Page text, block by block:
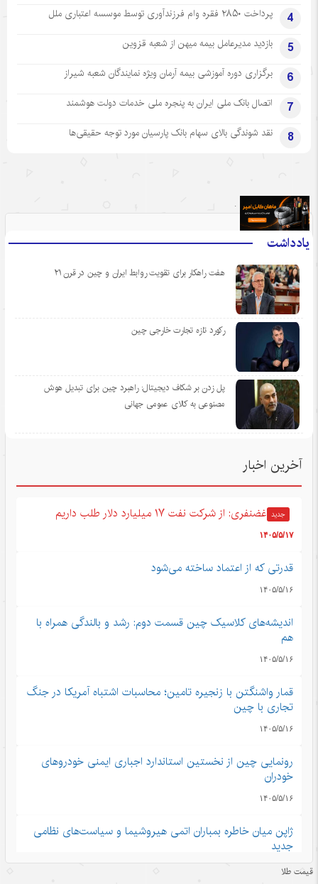
4 پرداخت ۲۸۵۰ فقره وام فرزندآوری توسط موسسه اعتباری ملل
5 بازدید مدیرعامل بیمه میهن از شعبه قزوین
6 برگزاری دوره آموزشی بیمه آرمان ویژه نمایندگان شعبه شیراز
7 اتصال بانک ملی ایران به پنجره ملی خدمات دولت هوشمند
8 نقد شوندگی بالای سهام بانک پارسیان مورد توجه حقیقی‌ها
یادداشت
هفت راهکار برای تقویت روابط ایران و چین در قرن ۲۱
رکورد تازه تجارت خارجی چین
پل زدن بر شکاف دیجیتال: راهبرد چین برای تبدیل هوش
مصنوعی به کالای عمومی جهانی
.
آخرین اخبار
جدید غضنفری: از شرکت نفت ۱۷ میلیارد دلار طلب داریم
۱۴۰۵/۵/۱۷
قدرتی که از اعتماد ساخته می‌شود
۱۴۰۵/۵/۱۶
اندیشه‌های کلاسیک چین قسمت دوم: رشد و بالندگی همراه با
هم
۱۴۰۵/۵/۱۶
قمار واشنگتن با زنجیره تامین؛ محاسبات اشتباه آمریکا در جنگ
تجاری با چین
۱۴۰۵/۵/۱۶
رونمایی چین از نخستین استاندارد اجباری ایمنی خودروهای
خودران
۱۴۰۵/۵/۱۶
ژاپن میان خاطره بمباران اتمی هیروشیما و سیاست‌های نظامی
جدید
۱۴۰۵/۵/۱۶قیمت طلا